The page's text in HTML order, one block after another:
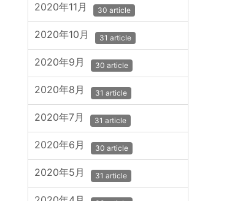
2020年11月 30 article
2020年10月 31 article
2020年9月 30 article
2020年8月 31 article
2020年7月 31 article
2020年6月 30 article
2020年5月 31 article